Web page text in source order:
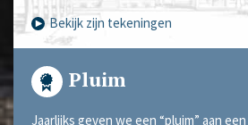
Bekijk zijn tekeningen
Pluim
Jaarlijks geven we een “pluim” aan